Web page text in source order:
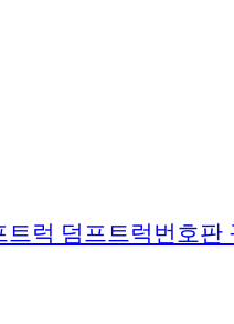
럭 덤프트럭번호판